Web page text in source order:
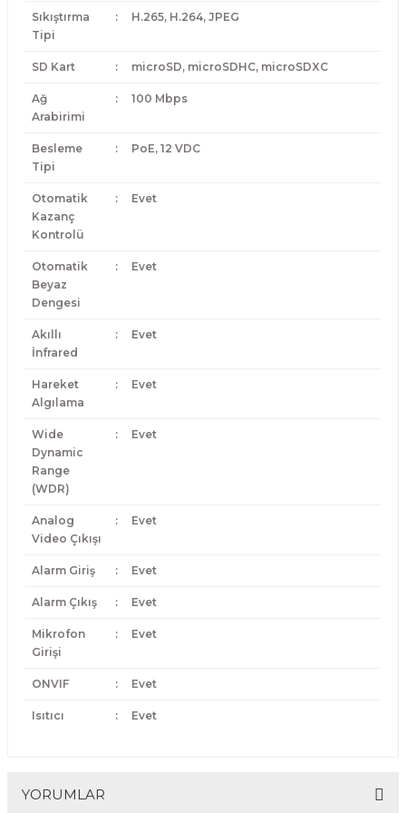
Sıkıştırma
Tipi
: H.265, H.264, JPEG
SD Kart : microSD, microSDHC, microSDXC
Ağ
Arabirimi
: 100 Mbps
Besleme
Tipi
: PoE, 12 VDC
Otomatik
Kazanç
Kontrolü
: Evet
Otomatik
Beyaz
Dengesi
: Evet
Akıllı
İnfrared
: Evet
Hareket
Algılama
: Evet
Wide
Dynamic
Range
(WDR)
: Evet
Analog
Video Çıkışı
: Evet
Alarm Giriş : Evet
Alarm Çıkış : Evet
Mikrofon
Girişi
: Evet
ONVIF : Evet
Isıtıcı : Evet
YORUMLAR